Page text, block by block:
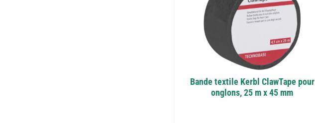
Bande textile Kerbl ClawTape pour
onglons, 25 m x 45 mm